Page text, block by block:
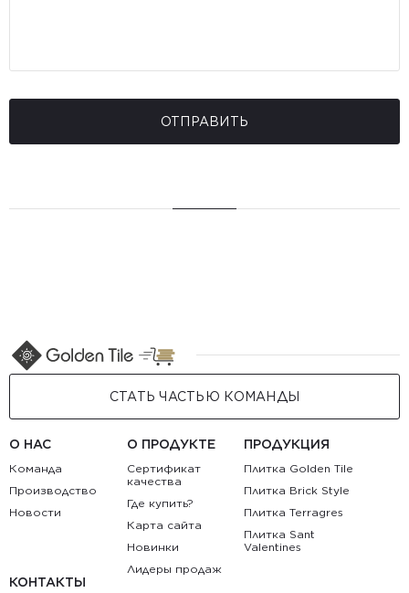
ОТПРАВИТЬ
СТАТЬ ЧАСТЬЮ КОМАНДЫ
О НАС
Команда
Производство
Новости
О ПРОДУКТЕ
Сертификат
качества
Где купить?
Карта сайта
Новинки
Лидеры продаж
ПРОДУКЦИЯ
Плитка Golden Tile
Плитка Brick Style
Плитка Terragres
Плитка Sant
Valentines
КОНТАКТЫ